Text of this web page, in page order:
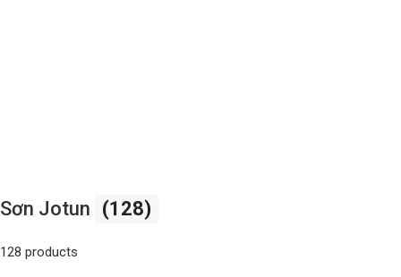
Sơn Jotun (128)
128 products